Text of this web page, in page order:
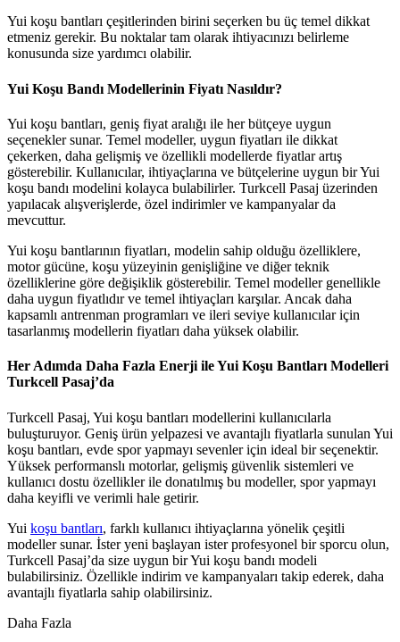
Yui koşu bantları çeşitlerinden birini seçerken bu üç temel dikkat
etmeniz gerekir. Bu noktalar tam olarak ihtiyacınızı belirleme
konusunda size yardımcı olabilir.
Yui Koşu Bandı Modellerinin Fiyatı Nasıldır?
Yui koşu bantları, geniş fiyat aralığı ile her bütçeye uygun
seçenekler sunar. Temel modeller, uygun fiyatları ile dikkat
çekerken, daha gelişmiş ve özellikli modellerde fiyatlar artış
gösterebilir. Kullanıcılar, ihtiyaçlarına ve bütçelerine uygun bir Yui
koşu bandı modelini kolayca bulabilirler. Turkcell Pasaj üzerinden
yapılacak alışverişlerde, özel indirimler ve kampanyalar da
mevcuttur.
Yui koşu bantlarının fiyatları, modelin sahip olduğu özelliklere,
motor gücüne, koşu yüzeyinin genişliğine ve diğer teknik
özelliklerine göre değişiklik gösterebilir. Temel modeller genellikle
daha uygun fiyatlıdır ve temel ihtiyaçları karşılar. Ancak daha
kapsamlı antrenman programları ve ileri seviye kullanıcılar için
tasarlanmış modellerin fiyatları daha yüksek olabilir.
Her Adımda Daha Fazla Enerji ile Yui Koşu Bantları Modelleri
Turkcell Pasaj’da
Turkcell Pasaj, Yui koşu bantları modellerini kullanıcılarla
buluşturuyor. Geniş ürün yelpazesi ve avantajlı fiyatlarla sunulan Yui
koşu bantları, evde spor yapmayı sevenler için ideal bir seçenektir.
Yüksek performanslı motorlar, gelişmiş güvenlik sistemleri ve
kullanıcı dostu özellikler ile donatılmış bu modeller, spor yapmayı
daha keyifli ve verimli hale getirir.
Yui koşu bantları, farklı kullanıcı ihtiyaçlarına yönelik çeşitli
modeller sunar. İster yeni başlayan ister profesyonel bir sporcu olun,
Turkcell Pasaj’da size uygun bir Yui koşu bandı modeli
bulabilirsiniz. Özellikle indirim ve kampanyaları takip ederek, daha
avantajlı fiyatlarla sahip olabilirsiniz.
Daha Fazla